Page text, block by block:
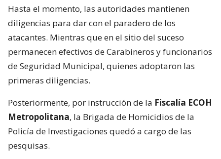
Hasta el momento, las autoridades mantienen
diligencias para dar con el paradero de los
atacantes. Mientras que en el sitio del suceso
permanecen efectivos de Carabineros y funcionarios
de Seguridad Municipal, quienes adoptaron las
primeras diligencias.
Posteriormente, por instrucción de la Fiscalía ECOH
Metropolitana, la Brigada de Homicidios de la
Policía de Investigaciones quedó a cargo de las
pesquisas.